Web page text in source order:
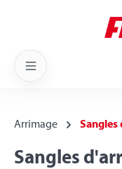
Arrimage
Sangles